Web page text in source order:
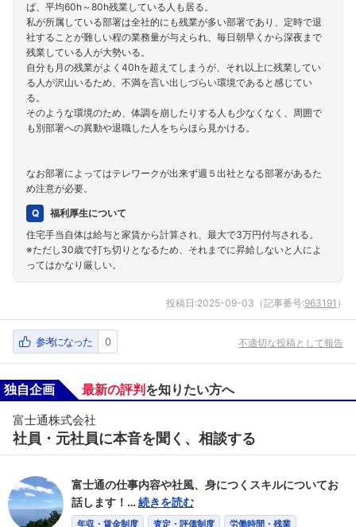
ば、平均60h～80h残業している人も居る。
私が所属している部署は全社的にも残業が多い部署であり、定時で退
社することが難しい程の業務量が与えられ、毎日朝早くから深夜まで
残業している人が大勢いる。
自分も月の残業がよく40hを超えてしまうが、それ以上に残業してい
る人が沢山いるため、不満を言い出しづらい環境であると感じてい
る。
そのような環境のため、体調を崩したりする人も少なくなく、周囲で
も別部署への異動や退職した人をちらほら見かける。
なお部署によってはテレワークが出来ず週５出社となる部署があるた
め注意が必要。
福利厚生について
住宅手当自体は給与と家賃から計算され、最大で3万円付与される。
※ただし30歳で打ち切りとなるため、それまでに昇給しないと人によ
ってはかなり厳しい。
投稿日:2025-09-03 （記事番号:963191 ）
参考になった 0 不適切な投稿として報告
独自企画 最新の評判 を知りたい方へ
富士通株式会社
社員・元社員に本音を聞く、相談する
富士通の仕事内容や社風、身につくスキルについてお
話します！…続きを読む
年収・賃金制度 査定・評価制度 労働時間・残業